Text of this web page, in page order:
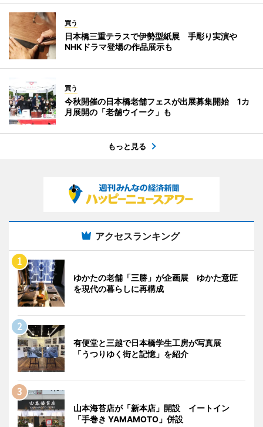
買う
日本橋三重テラスで伊勢型紙展 手彫り実演や
NHKドラマ登場の作品展示も
買う
今秋開催の日本橋老舗フェスが出展募集開始 1カ
月展開の「老舗ウイーク」も
もっと見る
アクセスランキング
ゆかたの老舗「三勝」が企画展 ゆかた意匠
を現代の暮らしに再構成
有便堂と三越で日本橋学生工房が写真展
「うつりゆく街と記憶」を紹介
山本海苔店が「新本店」開設 イートイン
「手巻き YAMAMOTO」併設